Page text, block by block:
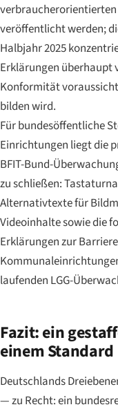
veröffentlicht werden;
Halbjahr 2025
Erklärungen überhaupt
Konformität
bilden wird.
Für bundesöffentliche
Einrichtungen liegt die
BFIT-Bund-
zu schließen:
Alternativtexte für
Videoinhalte sowie die
Erklärungen zur
laufenden LGG-
Fazit: ein
einem Standard
Deutschlands
— zu Recht: ein